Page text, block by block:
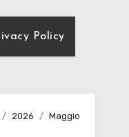
Policy
2026 Maggio